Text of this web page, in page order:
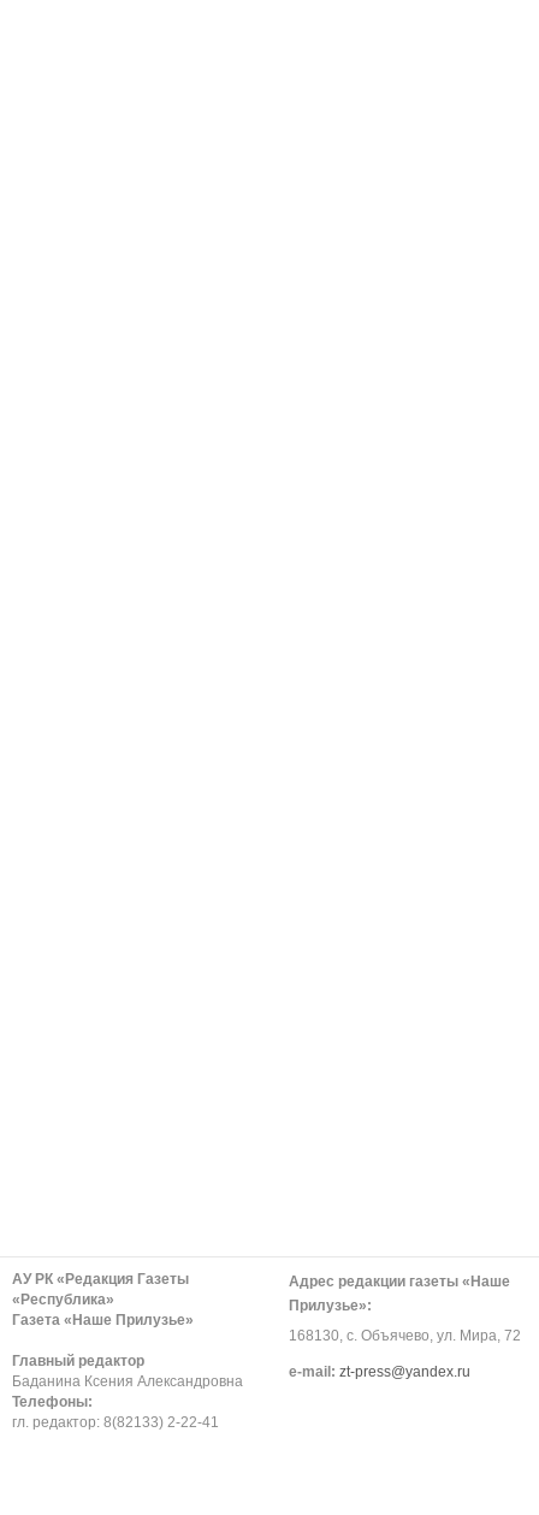
АУ РК «Редакция Газеты
«Республика»
Газета «Наше Прилузье»
Главный редактор
Баданина Ксения Александровна
Телефоны:
гл. редактор: 8(82133) 2-22-41
Адрес редакции газеты «Наше
Прилузье»:
168130, с. Объячево, ул. Мира, 72
е-mail: zt-press@yandex.ru